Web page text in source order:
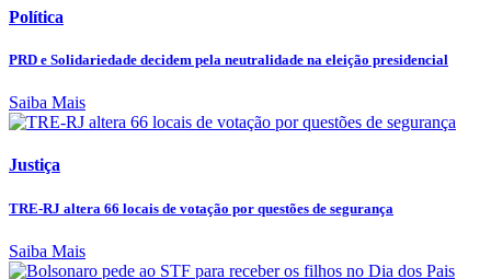
Política
PRD e Solidariedade decidem pela neutralidade na eleição presidencial
Saiba Mais
Justiça
TRE-RJ altera 66 locais de votação por questões de segurança
Saiba Mais